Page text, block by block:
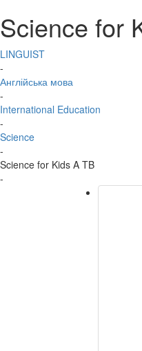
Science for
LINGUIST
-
Англійська мова
-
International Education
-
Science
-
Science for Kids A TB
-